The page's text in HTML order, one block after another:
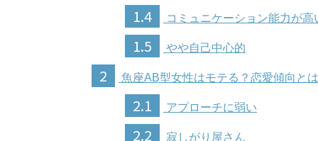
1.4 コミュニケーション能力が高
1.5 やや自己中心的
2 魚座AB型女性はモテる？恋愛傾向と
2.1 アプローチに弱い
2.2 寂しがり屋さん